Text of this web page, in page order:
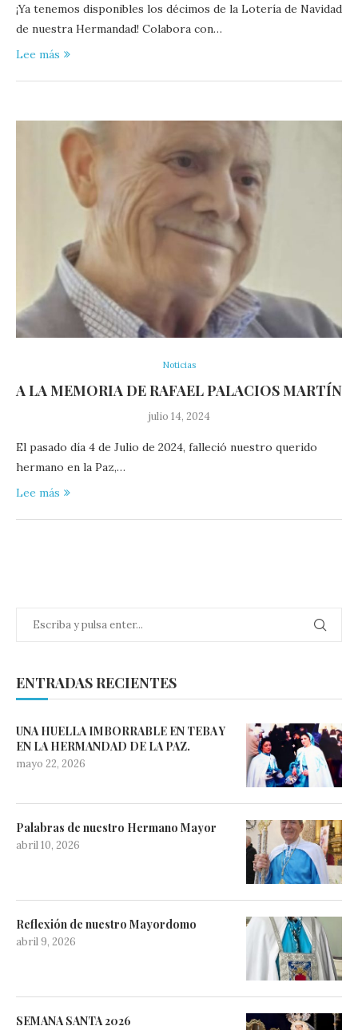
¡Ya tenemos disponibles los décimos de la Lotería de Navidad
de nuestra Hermandad! Colabora con…
Lee más
Noticias
A LA MEMORIA DE RAFAEL PALACIOS MARTÍN
julio 14, 2024
El pasado día 4 de Julio de 2024, falleció nuestro querido
hermano en la Paz,…
Lee más
ENTRADAS RECIENTES
UNA HUELLA IMBORRABLE EN TEBA Y
EN LA HERMANDAD DE LA PAZ.
mayo 22, 2026
Palabras de nuestro Hermano Mayor
abril 10, 2026
Reflexión de nuestro Mayordomo
abril 9, 2026
SEMANA SANTA 2026